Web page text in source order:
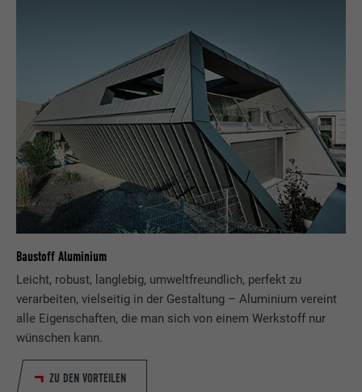
Baustoff Aluminium
Leicht, robust, langlebig, umweltfreundlich, perfekt zu
verarbeiten, vielseitig in der Gestaltung – Aluminium vereint
alle Eigenschaften, die man sich von einem Werkstoff nur
wünschen kann.
ZU DEN VORTEILEN